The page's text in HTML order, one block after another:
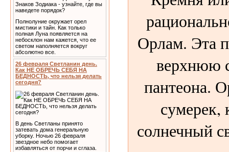
Полнолуние окружает орел
мистики и тайн. Как только
полная Луна появляется на
небосклон нам кажется, что ее
светом наполняется вокруг
абсолютно все.
26 февраля Светланин день.
Как НЕ ОБРЕЧЬ СЕБЯ НА
БЕДНОСТЬ, что нельзя делать
сегодня?
В день Светланы принято
затевать дома генеральную
уборку. Ночью 26 февраля
звездное небо помогает
избавляться от порчи и сглаза.
Орлам. Эта
верхнюю
пантеона.
сумерек,
солнечный